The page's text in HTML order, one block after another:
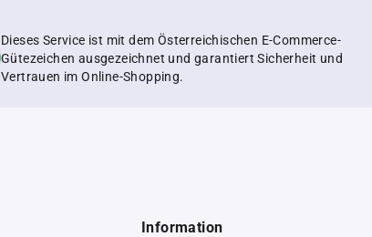
Dieses Service ist mit dem Österreichischen E-Commerce-
Gütezeichen ausgezeichnet und garantiert Sicherheit und
Vertrauen im Online-Shopping.
Information